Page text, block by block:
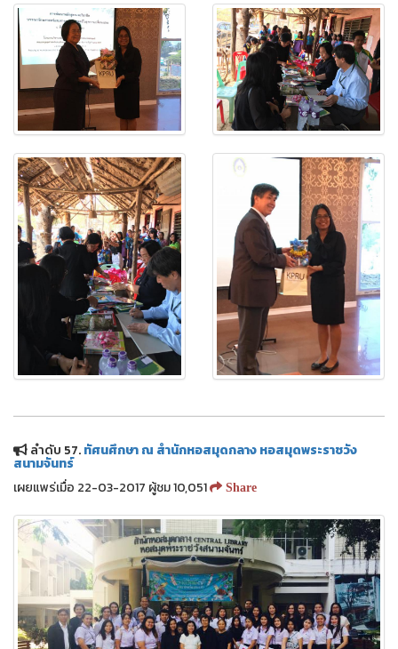
ลำดับ 57.ทัศนศึกษา ณ สำนักหอสมุดกลาง หอสมุดพระราชวัง
สนามจันทร์
เผยแพร่เมื่อ 22-03-2017 ผู้ชม 10,051
Share